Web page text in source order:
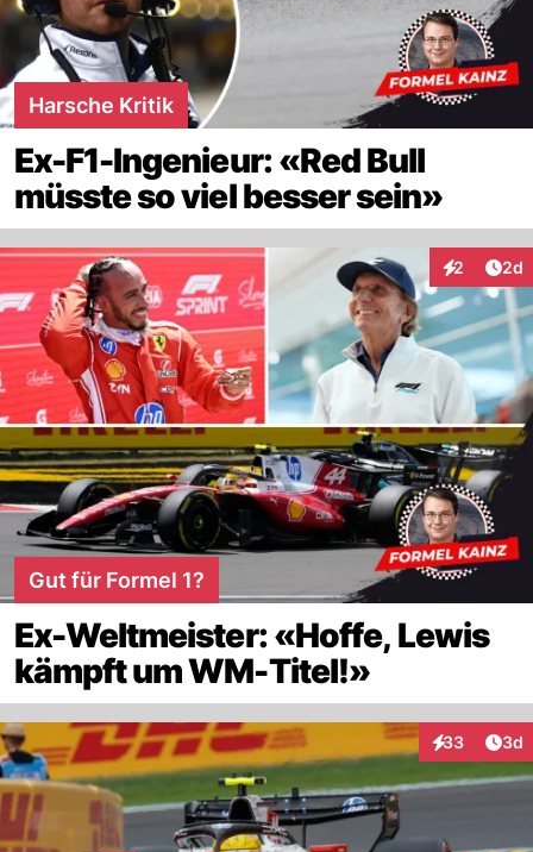
Harsche Kritik
Ex-F1-Ingenieur: «Red Bull
müsste so viel besser sein»
2 2d
Gut für Formel 1?
Ex-Weltmeister: «Hoffe, Lewis
kämpft um WM-Titel!»
33
Interaktionen
3d